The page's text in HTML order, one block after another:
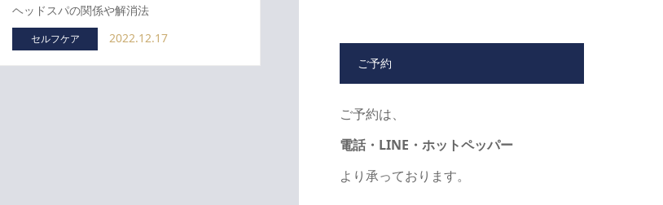
ヘッドスパの関係や解消法
セルフケア 2022.12.17
ご予約
ご予約は、
電話・LINE・ホットペッパー
より承っております。